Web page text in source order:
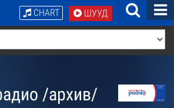
ШУУД
CHART
/архив/